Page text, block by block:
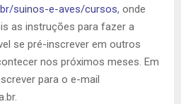
suinos-e-aves/cursos, onde
as instruções para fazer a
se pré-inscrever em outros
nos próximos meses. Em
para o e-mail
.